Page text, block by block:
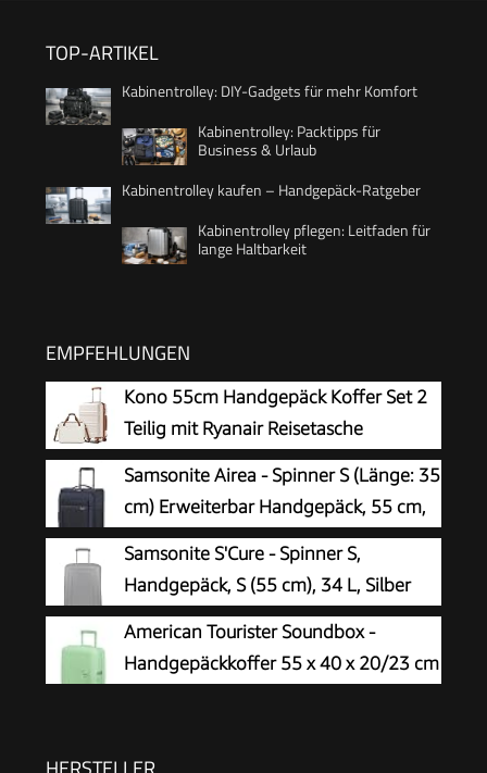
TOP-ARTIKEL
Kabinentrolley: DIY-Gadgets für mehr Komfort
Kabinentrolley: Packtipps für
Business & Urlaub
Kabinentrolley kaufen – Handgepäck-Ratgeber
Kabinentrolley pflegen: Leitfaden für
lange Haltbarkeit
EMPFEHLUNGEN
Kono 55cm Handgepäck Koffer Set 2
Teilig mit Ryanair Reisetasche
40x30x20cm
Samsonite Airea - Spinner S (Länge: 35
cm) Erweiterbar Handgepäck, 55 cm,
38/43.5 L, Blau (Dark Blue)
Samsonite S'Cure - Spinner S,
Handgepäck, S (55 cm), 34 L, Silber
(Silver)
American Tourister Soundbox -
Handgepäckkoffer 55 x 40 x 20/23 cm
Fluggesellschaften, erweiterbar, 35.5/41L, Grün